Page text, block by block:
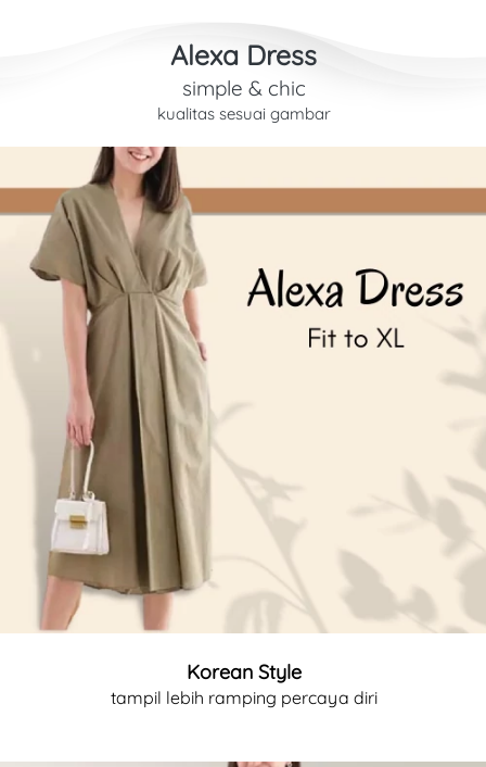
Alexa Dress
simple & chic
kualitas sesuai gambar
Korean Style
tampil lebih ramping percaya diri